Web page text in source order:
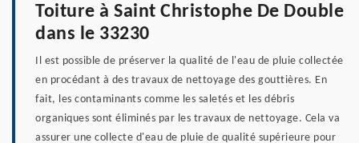
Toiture à Saint Christophe De Double
dans le 33230
Il est possible de préserver la qualité de l'eau de pluie collectée
en procédant à des travaux de nettoyage des gouttières. En
fait, les contaminants comme les saletés et les débris
organiques sont éliminés par les travaux de nettoyage. Cela va
assurer une collecte d'eau de pluie de qualité supérieure pour